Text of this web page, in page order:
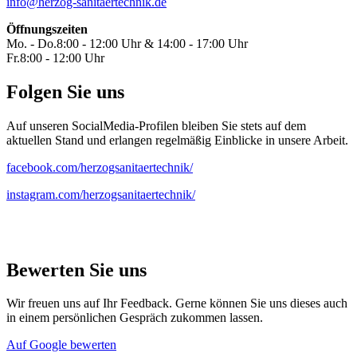
Öffnungszeiten
Mo. - Do.8:00 - 12:00 Uhr & 14:00 - 17:00 Uhr
Fr.8:00 - 12:00 Uhr
Folgen Sie uns
Auf unseren SocialMedia-Profilen bleiben Sie stets auf dem
aktuellen Stand und erlangen regelmäßig Einblicke in unsere Arbeit.
facebook.com/herzogsanitaertechnik/
instagram.com/herzogsanitaertechnik/
Bewerten Sie uns
Wir freuen uns auf Ihr Feedback. Gerne können Sie uns dieses auch
in einem persönlichen Gespräch zukommen lassen.
Auf Google bewerten